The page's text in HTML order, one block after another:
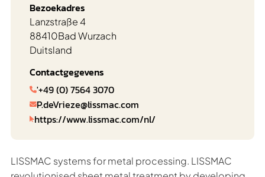
Bezoekadres
Lanzstraße 4
88410Bad Wurzach
Duitsland
Contactgegevens
'+49 (0) 7564 3070
P.deVrieze@lissmac.com
https://www.lissmac.com/nl/
LISSMAC systems for metal processing. LISSMAC